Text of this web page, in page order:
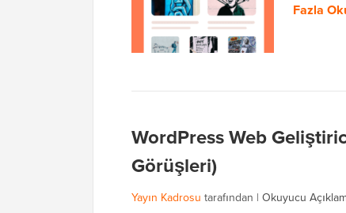
Fazla
WordPress Web
Görüşleri)
Yayın Kadrosu tarafından | Okuyucu